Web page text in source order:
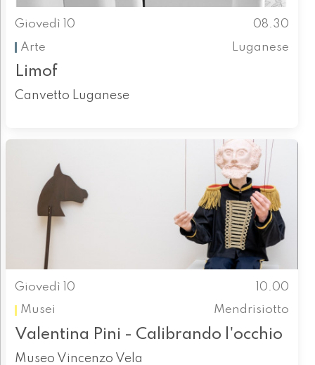
Giovedì 10
08.30
Arte
Luganese
Limof
Canvetto Luganese
Giovedì 10
10.00
Musei
Mendrisiotto
Valentina Pini - Calibrando l'occhio
Museo Vincenzo Vela